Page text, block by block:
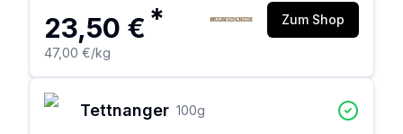
23,50 € *
47,00 €/kg
Zum Shop
Tettnanger 100g